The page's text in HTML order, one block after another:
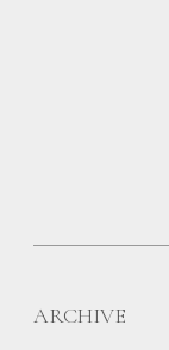
ARCHIVE